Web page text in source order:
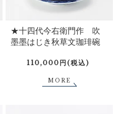
★十四代今右衛門作 吹
墨墨はじき秋草文珈琲碗
110,000円(税込)
MORE